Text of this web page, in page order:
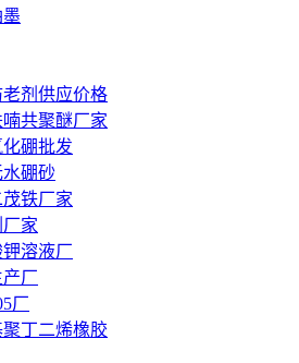
剂供应价格
喃共聚醚厂家
硼批发
硼砂
铁厂家
家
溶液厂
厂
厂
丁二烯橡胶